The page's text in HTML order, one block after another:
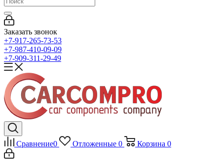
Заказать звонок
+7-917-265-73-53
+7-987-410-09-09
+7-909-311-29-49
Сравнение0 Отложенные 0 Корзина 0